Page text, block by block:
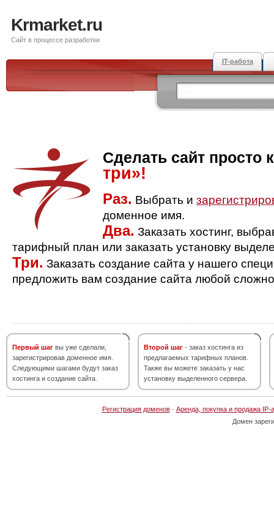
Krmarket.ru
Сайт в процессе разработки
IT-работа
Сделать сайт просто
три»!
Раз. Выбрать и
доменное имя.
Два. Заказать хостинг,
тарифный план или заказать установку
Три. Заказать создание сайта у нашего
предложить вам создание сайта любой
Первый шаг вы уже сделали,
зарегистрировав доменное имя.
Следующими шагами будут заказ
хостинга и создание сайта.
Второй шаг - заказ хостинга из
предлагаемых тарифных планов.
Также вы можете заказать у нас
установку выделенного сервера.
Регистрация доменов· Аренда, покупка и продажа IP-
Домен